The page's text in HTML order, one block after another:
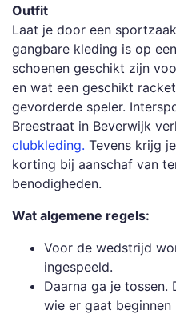
Outfit
Laat je door een
gangbare kleding is op
schoenen geschikt zijn
en wat een geschikt
gevorderde speler.
Breestraat in Beverwijk
clubkleding. Tevens krijg
korting bij aanschaf van
benodigheden.
Wat algemene regels:
Voor de wedstrijd
ingespeeld.
Daarna ga je tossen.
wie er gaat